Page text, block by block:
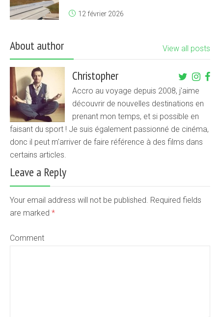
12 février 2026
About author View all posts
Christopher
Accro au voyage depuis 2008, j'aime
découvrir de nouvelles destinations en
prenant mon temps, et si possible en
faisant du sport ! Je suis également passionné de cinéma,
donc il peut m'arriver de faire référence à des films dans
certains articles.
Leave a Reply
Your email address will not be published. Required fields
are marked *
Comment